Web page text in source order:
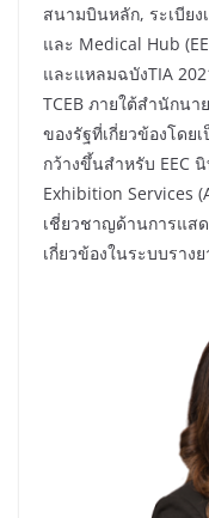
สนามบินหลัก, ระเบียง
และ Medical Hub
และแหลมฉบังTIA
TCEB ภายใต้สำนักน
ของรัฐที่เกี่ยวข้องโดย
กว้างขึ้นสำหรับ EEC
Exhibition Services
เชี่ยวชาญด้านการแส
เกี่ยวข้องในระบบราง